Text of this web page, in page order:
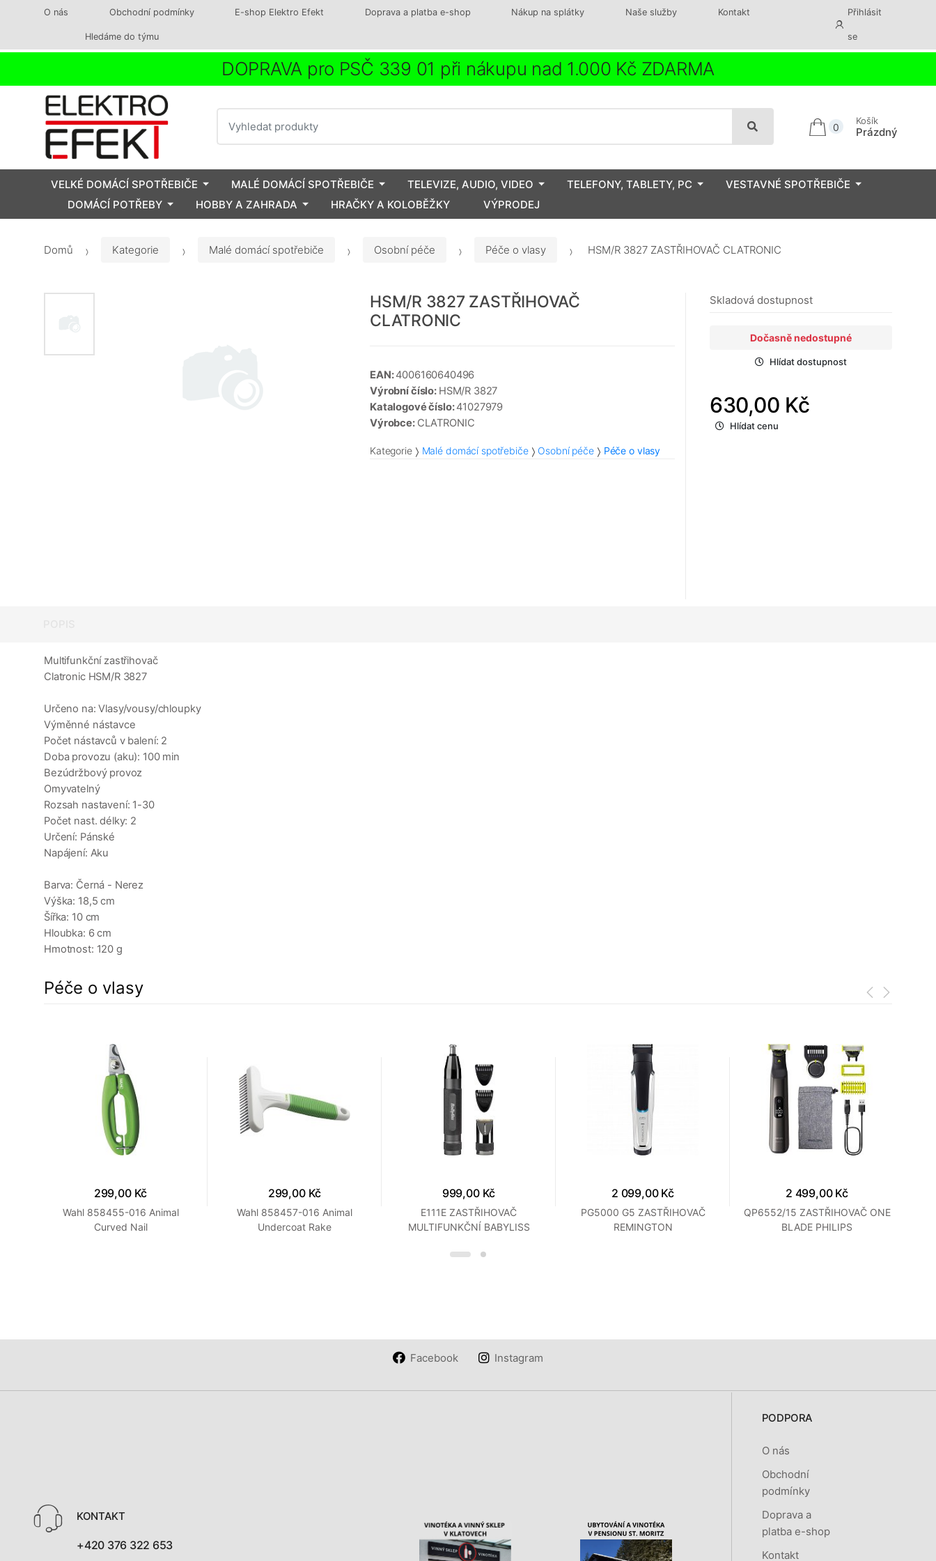
O nás Obchodní podmínky E-shop Elektro Efekt Doprava a platba e-shop Nákup na splátky Naše služby Kontakt
Hledáme do týmu
Přihlásit
se
DOPRAVA pro PSČ 339 01 při nákupu nad 1.000 Kč ZDARMA
0
Košík
Prázdný
VELKÉ DOMÁCÍ SPOTŘEBIČE MALÉ DOMÁCÍ SPOTŘEBIČE TELEVIZE, AUDIO, VIDEO TELEFONY, TABLETY, PC
VESTAVNÉ SPOTŘEBIČE
DOMÁCÍ POTŘEBY
HOBBY A ZAHRADA HRAČKY A KOLOBĚŽKY VÝPRODEJ
Domů Kategorie Malé domácí spotřebiče Osobní péče Péče o vlasy HSM/R 3827 ZASTŘIHOVAČ CLATRONIC
HSM/R 3827 ZASTŘIHOVAČ
CLATRONIC
EAN:4006160640496
Výrobní číslo: HSM/R 3827
Katalogové číslo:41027979
Výrobce: CLATRONIC
Kategorie Malé domácí spotřebiče Osobní péče Péče o vlasy
Skladová dostupnost
Dočasně nedostupné
Hlídat dostupnost
630,00 Kč
Hlídat cenu
Multifunkční zastřihovač
Clatronic HSM/R 3827
Určeno na: Vlasy/vousy/chloupky
Výměnné nástavce
Počet nástavců v balení: 2
Doba provozu (aku): 100 min
Bezúdržbový provoz
Omyvatelný
Rozsah nastavení: 1-30
Počet nast. délky: 2
Určení: Pánské
Napájení: Aku
Barva: Černá - Nerez
Výška: 18,5 cm
Šířka: 10 cm
Hloubka: 6 cm
Hmotnost: 120 g
Péče o vlasy
299,00 Kč
Wahl 858455-016 Animal
Curved Nail
299,00 Kč
Wahl 858457-016 Animal
Undercoat Rake
999,00 Kč
E111E ZASTŘIHOVAČ
MULTIFUNKČNÍ BABYLISS
2 099,00 Kč
PG5000 G5 ZASTŘIHOVAČ
REMINGTON
2 499,00 Kč
QP6552/15 ZASTŘIHOVAČ ONE
BLADE PHILIPS
Facebook Instagram
KONTAKT
+420 376 322 653
PODPORA
O nás
Obchodní
podmínky
Doprava a
platba e-shop
Kontakt